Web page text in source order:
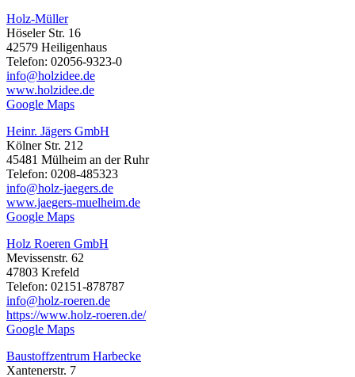
Holz-Müller
Höseler Str. 16
42579 Heiligenhaus
Telefon: 02056-9323-0
info@holzidee.de
www.holzidee.de
Google Maps
Heinr. Jägers GmbH
Kölner Str. 212
45481 Mülheim an der Ruhr
Telefon: 0208-485323
info@holz-jaegers.de
www.jaegers-muelheim.de
Google Maps
Holz Roeren GmbH
Mevissenstr. 62
47803 Krefeld
Telefon: 02151-878787
info@holz-roeren.de
https://www.holz-roeren.de/
Google Maps
Baustoffzentrum Harbecke
Xantenerstr. 7